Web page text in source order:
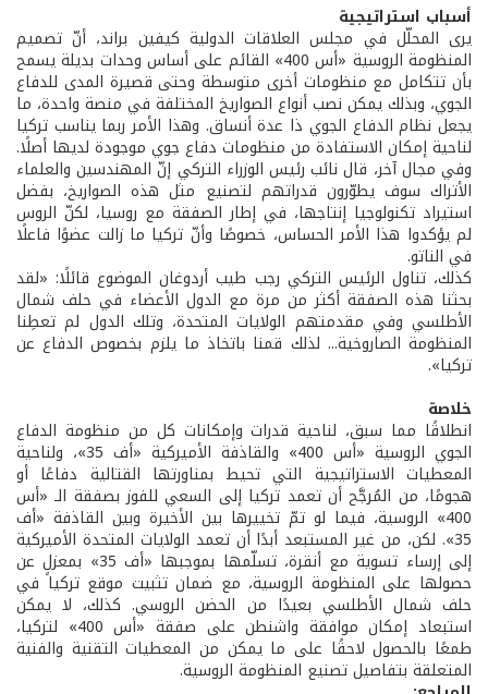
أسباب استراتيجية
يرى المحلّل في مجلس العلاقات الدولية كيفين براند، أنّ تصميم
المنظومة الروسية «أس 400» القائم على أساس وحدات بديلة يسمح
بأن تتكامل مع منظومات أخرى متوسطة وحتى قصيرة المدى للدفاع
الجوي، وبذلك يمكن نصب أنواع الصواريخ المختلفة في منصة واحدة، ما
يجعل نظام الدفاع الجوي ذا عدة أنساق. وهذا الأمر ربما يناسب تركيا
لناحية إمكان الاستفادة من منظومات دفاع جوي موجودة لديها أصلًا.
وفي مجال آخر، قال نائب رئيس الوزراء التركي إنّ المهندسين والعلماء
الأتراك سوف يطوّرون قدراتهم لتصنيع مثل هذه الصواريخ، بفضل
استيراد تكنولوجيا إنتاجها، في إطار الصفقة مع روسيا، لكنّ الروس
لم يؤكدوا هذا الأمر الحساس، خصوصًا وأنّ تركيا ما زالت عضوًا فاعلًا
في الناتو.
كذلك، تناول الرئيس التركي رجب طيب أردوغان الموضوع قائلًا: «لقد
بحثنا هذه الصفقة أكثر من مرة مع الدول الأعضاء في حلف شمال
الأطلسي وفي مقدمتهم الولايات المتحدة، وتلك الدول لم تعطِنا
المنظومة الصاروخية... لذلك قمنا باتخاذ ما يلزم بخصوص الدفاع عن
تركيا».
خلاصة
انطلاقًا مما سبق، لناحية قدرات وإمكانات كل من منظومة الدفاع
الجوي الروسية «أس 400» والقاذفة الأميركية «أف 35»، ولناحية
المعطيات الاستراتيجية التي تحيط بمناورتها القتالية دفاعًا أو
هجومًا، من المُرجَّح أن تعمد تركيا إلى السعي للفوز بصفقة الـ «أس
400» الروسية، فيما لو تمّ تخييرها بين الأخيرة وبين القاذفة «أف
35». لكن، من غير المستبعد أبدًا أن تعمد الولايات المتحدة الأميركية
إلى إرساء تسوية مع أنقرة، تسلّمها بموجبها «أف 35» بمعزلٍ عن
حصولها على المنظومة الروسية، مع ضمان تثبيت موقع تركيا في
حلف شمال الأطلسي بعيدًا من الحضن الروسي. كذلك، لا يمكن
استبعاد إمكان موافقة واشنطن على صفقة «أس 400» لتركيا،
طمعًا بالحصول لاحقًا على ما يمكن من المعطيات التقنية والفنية
المتعلقة بتفاصيل تصنيع المنظومة الروسية.